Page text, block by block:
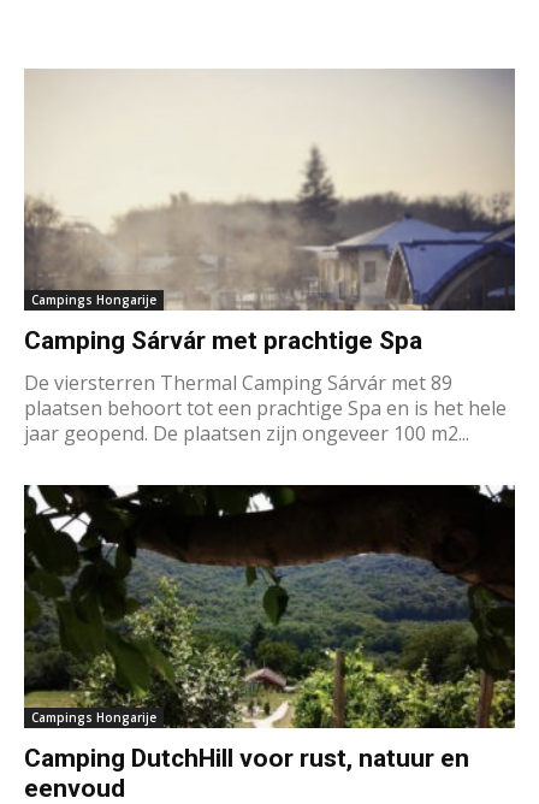
Campings Hongarije
Camping Sárvár met prachtige Spa
De viersterren Thermal Camping Sárvár met 89
plaatsen behoort tot een prachtige Spa en is het hele
jaar geopend. De plaatsen zijn ongeveer 100 m2...
Campings Hongarije
Camping DutchHill voor rust, natuur en
eenvoud